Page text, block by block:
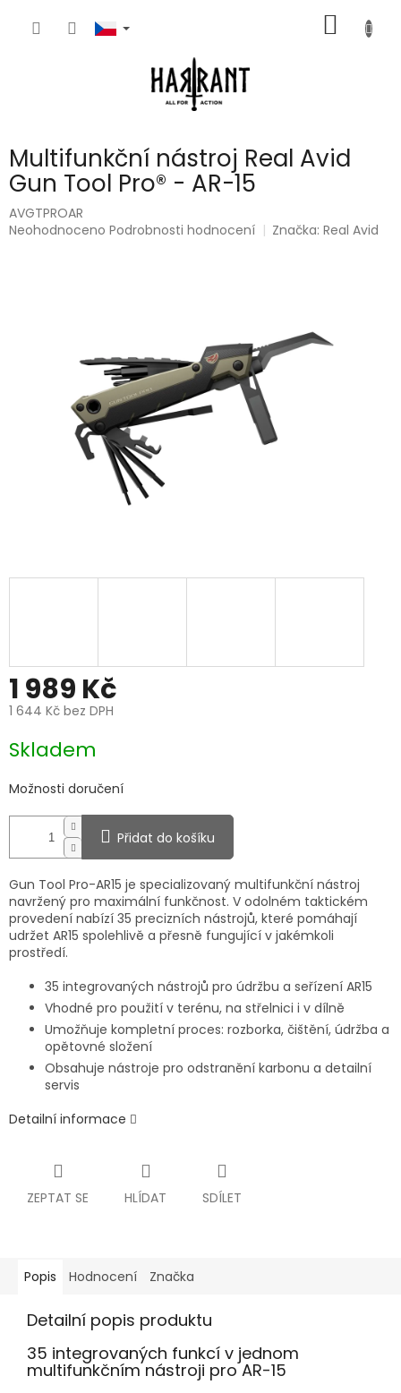
KOŠÍK
Multifunkční nástroj Real Avid
Gun Tool Pro® - AR-15
AVGTPROAR
Průměrné
Neohodnoceno Podrobnosti hodnocení Značka:Real Avid
1 989 Kč
1 644 Kč bez DPH
cena:
Skladem
Možnosti doručení
Přidat do košíku
Gun Tool Pro-AR15 je specializovaný multifunkční nástroj
navržený pro maximální funkčnost. V odolném taktickém
provedení nabízí 35 precizních nástrojů, které pomáhají
udržet AR15 spolehlivě a přesně fungující v jakémkoli
prostředí.
35 integrovaných nástrojů pro údržbu a seřízení AR15
Vhodné pro použití v terénu, na střelnici i v dílně
Umožňuje kompletní proces: rozborka, čištění, údržba a
opětovné složení
Obsahuje nástroje pro odstranění karbonu a detailní
servis
Detailní informace
ZEPTAT SE HLÍDAT SDÍLET
Popis Hodnocení Značka
Detailní popis produktu
35 integrovaných funkcí v jednom
multifunkčním nástroji pro AR-15